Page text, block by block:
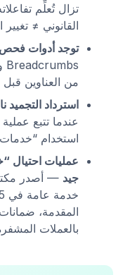
تزال تُعلِّم
القانوني ≠ تغيير
توجد أدوات
من العناوين
استرداد التجميد ناجح
عندما تتبع
استخدام
عمليات احتيال
جيد — أصدر
المقدمة،
بالعملات